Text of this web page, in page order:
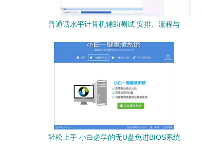
普通话水平计算机辅助测试 安排、流程与
轻松上手 小白必学的无U盘免进BIOS系统